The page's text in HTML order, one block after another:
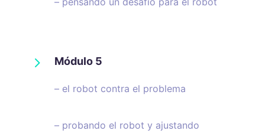
5 Módulo 5
– el robot contra el problema
– probando el robot y ajustando